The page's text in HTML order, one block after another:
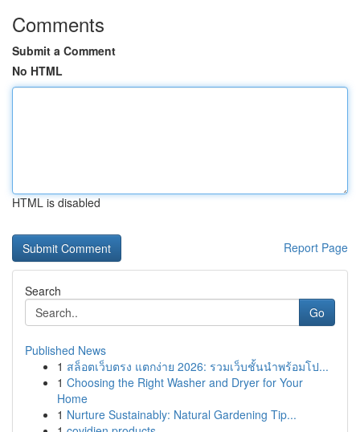
Comments
Submit a Comment
No HTML
HTML is disabled
Report Page
Search
Go
Published News
1 สล็อตเว็บตรง แตกง่าย 2026: รวมเว็บชั้นนำพร้อมโป...
1 Choosing the Right Washer and Dryer for Your
Home
1 Nurture Sustainably: Natural Gardening Tip...